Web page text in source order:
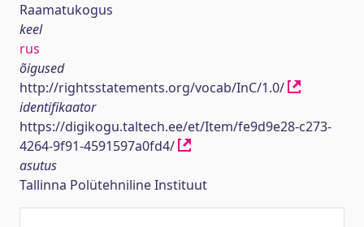
Raamatukogus
keel
rus
õigused
http://rightsstatements.org/vocab/InC/1.0/
identifikaator
https://digikogu.taltech.ee/et/Item/fe9d9e28-c273-
4264-9f91-4591597a0fd4/
asutus
Tallinna Polütehniline Instituut